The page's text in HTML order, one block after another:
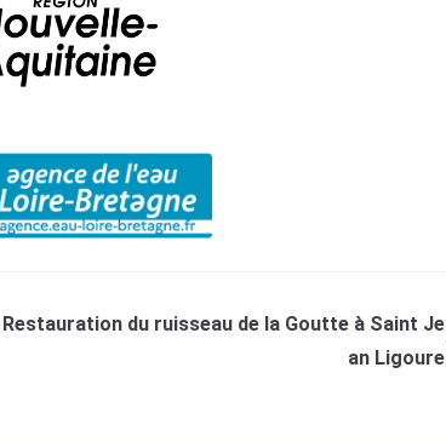
Restauration du ruisseau de la Goutte à Saint Je
an Ligoure